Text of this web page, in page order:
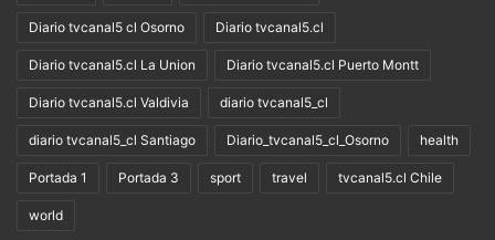
Diario tvcanal5 cl Osorno Diario tvcanal5.cl
Diario tvcanal5.cl La Union Diario tvcanal5.cl Puerto Montt
Diario tvcanal5.cl Valdivia diario tvcanal5_cl
diario tvcanal5_cl Santiago Diario_tvcanal5_cl_Osorno health
Portada 1 Portada 3 sport travel tvcanal5.cl Chile
world